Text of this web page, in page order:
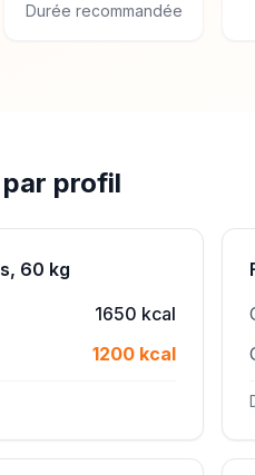
Durée recommandée
profil
60 kg
1650 kcal
1200 kcal